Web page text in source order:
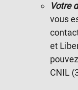
Votre
vous
et
CNIL